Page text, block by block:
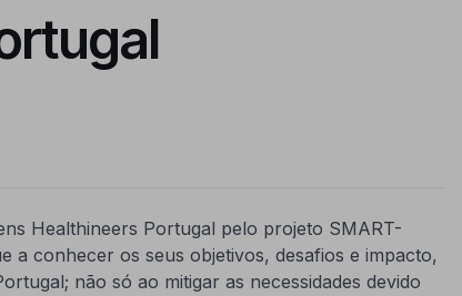
Healthineers Portugal pelo projeto SMART-
a conhecer os seus objetivos, desafios e impacto,
não só ao mitigar as necessidades devido